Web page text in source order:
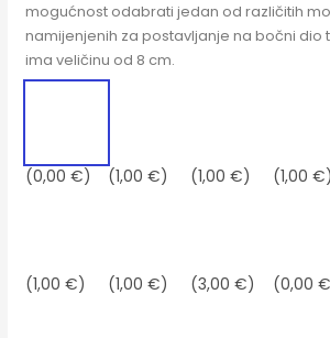
mogućnost odabrati jedan od različitih
namijenjenih za postavljanje na bočni dio
ima veličinu od 8 cm.
(0,00 €) (1,00 €) (1,00 €) (1,00 €)
(1,00 €) (1,00 €) (3,00 €) (0,00